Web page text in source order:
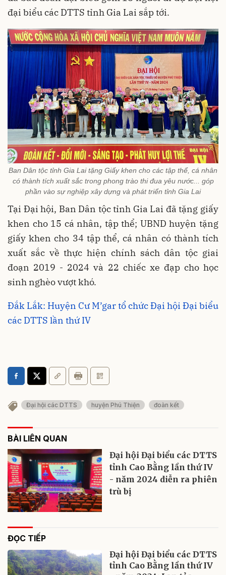
đại biểu các DTTS tỉnh Gia Lai sắp tới.
Ban Dân tộc tỉnh Gia Lai tặng Giấy khen cho các tập thể, cá nhân
có thành tích xuất sắc trong phong trào thi đua yêu nước... góp
phần vào sự nghiệp xây dựng và phát triển tỉnh Gia Lai
Tại Đại hội, Ban Dân tộc tỉnh Gia Lai đã tặng giấy
khen cho 15 cá nhân, tập thể; UBND huyện tặng
giấy khen cho 34 tập thể, cá nhân có thành tích
xuất sắc về thực hiện chính sách dân tộc giai
đoạn 2019 - 2024 và 22 chiếc xe đạp cho học
sinh nghèo vượt khó.
Đắk Lắk: Huyện Cư M’gar tổ chức Đại hội Đại biểu
các DTTS lần thứ IV
Đại hội các DTTS huyện Phú Thiện đoàn kết
BÀI LIÊN QUAN
Đại hội Đại biểu các DTTS
tỉnh Cao Bằng lần thứ IV
- năm 2024 diễn ra phiên
trù bị
ĐỌC TIẾP
Đại hội Đại biểu các DTTS
tỉnh Cao Bằng lần thứ IV